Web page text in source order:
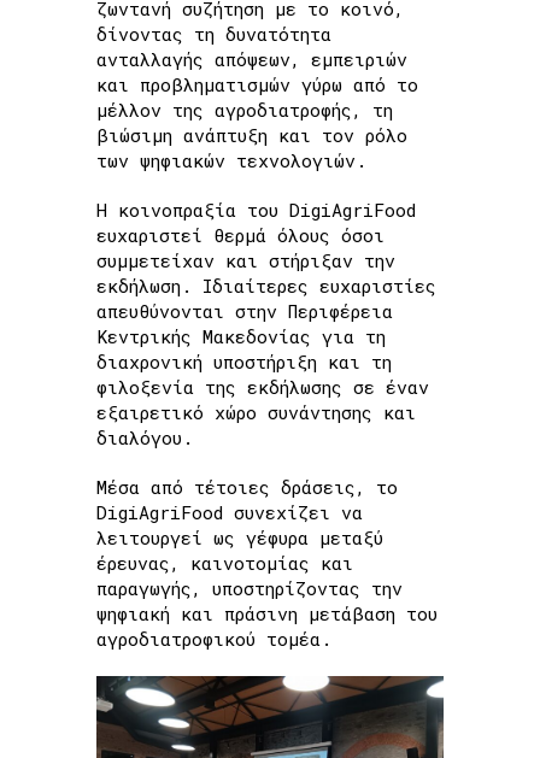
ζωντανή συζήτηση με το κοινό,
δίνοντας τη δυνατότητα
ανταλλαγής απόψεων, εμπειριών
και προβληματισμών γύρω από το
μέλλον της αγροδιατροφής, τη
βιώσιμη ανάπτυξη και τον ρόλο
των ψηφιακών τεχνολογιών.
Η κοινοπραξία του DigiAgriFood
ευχαριστεί θερμά όλους όσοι
συμμετείχαν και στήριξαν την
εκδήλωση. Ιδιαίτερες ευχαριστίες
απευθύνονται στην Περιφέρεια
Κεντρικής Μακεδονίας για τη
διαχρονική υποστήριξη και τη
φιλοξενία της εκδήλωσης σε έναν
εξαιρετικό χώρο συνάντησης και
διαλόγου.
Μέσα από τέτοιες δράσεις, το
DigiAgriFood συνεχίζει να
λειτουργεί ως γέφυρα μεταξύ
έρευνας, καινοτομίας και
παραγωγής, υποστηρίζοντας την
ψηφιακή και πράσινη μετάβαση του
αγροδιατροφικού τομέα.